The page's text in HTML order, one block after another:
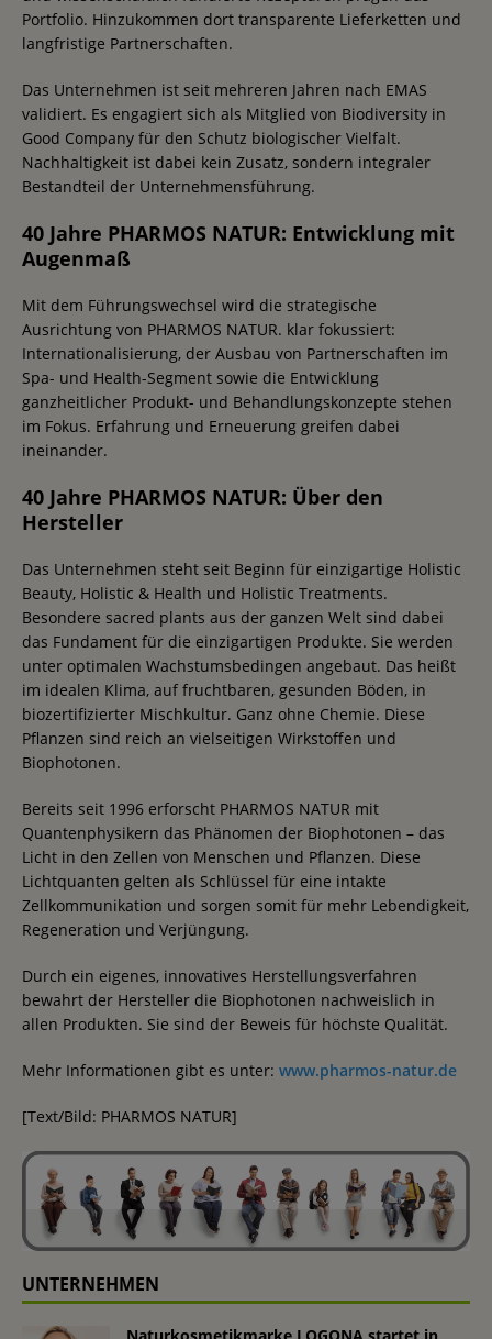
Portfolio. Hinzukommen dort transparente Lieferketten und
langfristige Partnerschaften.
Das Unternehmen ist seit mehreren Jahren nach EMAS
validiert. Es engagiert sich als Mitglied von Biodiversity in
Good Company für den Schutz biologischer Vielfalt.
Nachhaltigkeit ist dabei kein Zusatz, sondern integraler
Bestandteil der Unternehmensführung.
40 Jahre PHARMOS NATUR: Entwicklung mit
Augenmaß
Mit dem Führungswechsel wird die strategische
Ausrichtung von PHARMOS NATUR. klar fokussiert:
Internationalisierung, der Ausbau von Partnerschaften im
Spa- und Health-Segment sowie die Entwicklung
ganzheitlicher Produkt- und Behandlungskonzepte stehen
im Fokus. Erfahrung und Erneuerung greifen dabei
ineinander.
40 Jahre PHARMOS NATUR: Über den
Hersteller
Das Unternehmen steht seit Beginn für einzigartige Holistic
Beauty, Holistic & Health und Holistic Treatments.
Besondere sacred plants aus der ganzen Welt sind dabei
das Fundament für die einzigartigen Produkte. Sie werden
unter optimalen Wachstumsbedingen angebaut. Das heißt
im idealen Klima, auf fruchtbaren, gesunden Böden, in
biozertifizierter Mischkultur. Ganz ohne Chemie. Diese
Pflanzen sind reich an vielseitigen Wirkstoffen und
Biophotonen.
Bereits seit 1996 erforscht PHARMOS NATUR mit
Quantenphysikern das Phänomen der Biophotonen – das
Licht in den Zellen von Menschen und Pflanzen. Diese
Lichtquanten gelten als Schlüssel für eine intakte
Zellkommunikation und sorgen somit für mehr Lebendigkeit,
Regeneration und Verjüngung.
Durch ein eigenes, innovatives Herstellungsverfahren
bewahrt der Hersteller die Biophotonen nachweislich in
allen Produkten. Sie sind der Beweis für höchste Qualität.
Mehr Informationen gibt es unter: www.pharmos-natur.de
[Text/Bild: PHARMOS NATUR]
UNTERNEHMEN
Naturkosmetikmarke LOGONA startet in